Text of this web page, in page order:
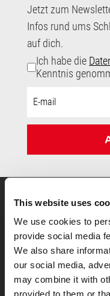
This website uses
We use cookies to
provide social media
We also share
our social media,
may combine it with
provided to them or
Jetzt zum
Infos rund ums
auf dich.
Ich habe die
Kenntnis
Mail-
Zur